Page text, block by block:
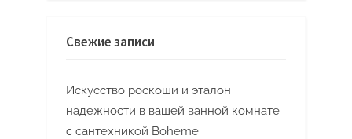
Свежие записи
Искусство роскоши и эталон
надежности в вашей ванной комнате
с сантехникой Boheme